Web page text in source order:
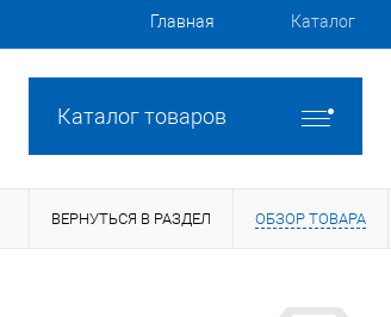
Главная Каталог
Каталог товаров
ВЕРНУТЬСЯ В РАЗДЕЛ ОБЗОР ТОВАРА